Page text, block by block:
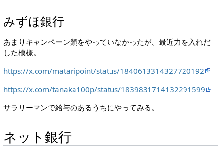
みずほ銀行
あまりキャンペーン類をやっていなかったが、最近力を入れだ
した模様。
https://x.com/mataripoint/status/1840613314327720192
https://x.com/tanaka100p/status/1839831714132291599
サラリーマンで給与のあるうちにやってみる。
ネット銀行